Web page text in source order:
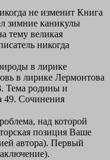
не изменит Книга
зимние каникулы
тему великая
никогда
в лирике
в лирике Лермонтова
Тема родины и
Сочинения
над которой
позиция Ваше
автора). Первый